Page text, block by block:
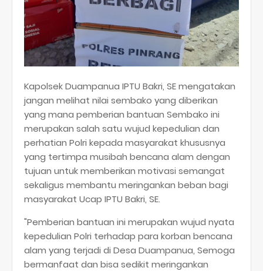
Kapolsek Duampanua IPTU Bakri, SE mengatakan
jangan melihat nilai sembako yang diberikan
yang mana pemberian bantuan Sembako ini
merupakan salah satu wujud kepedulian dan
perhatian Polri kepada masyarakat khususnya
yang tertimpa musibah bencana alam dengan
tujuan untuk memberikan motivasi semangat
sekaligus membantu meringankan beban bagi
masyarakat Ucap IPTU Bakri, SE.
"Pemberian bantuan ini merupakan wujud nyata
kepedulian Polri terhadap para korban bencana
alam yang terjadi di Desa Duampanua, Semoga
bermanfaat dan bisa sedikit meringankan